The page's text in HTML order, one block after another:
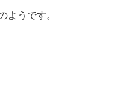
ようです。